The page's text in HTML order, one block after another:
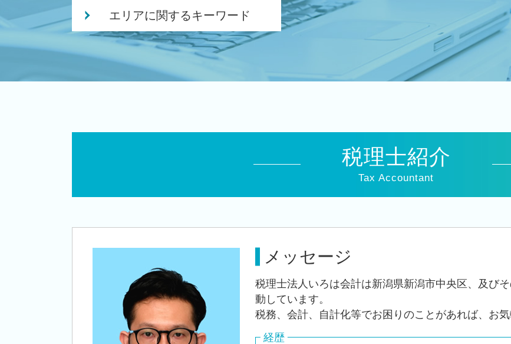
創業補助金 申請
独立支援 税理士
個人事業主 法人化
創業 融資 税理士
株式会社 合同会社
会社設立 資本金
個人事業主 開業資金 融資
法人成り タイミング
企業 経営計画
税務申告
月次 巡回監査
税務 コンサルティング
税理士 巡回監査
会社 税務
決算業務
決算 提出 書類
法人税 中間申告
税務 確定申告
税務 申告書 決算書
税務署 修正申告
納税申告書 作成
エリアに関するキーワード
創業支援 税理士 相談 聖籠町
会社設立 税理士 相談 新潟市中央区
創業支援 税理士 相談 新潟市中央区
創業支援 税理士 相談 新潟市南区
会社設立 税理士 相談 新潟駅
創業支援 税理士 相談 新潟市東区
税務顧問 税理士 相談 長岡市
会社設立 税理士 相談 新潟市南区
創業支援 税理士 相談 三条市
創業支援 税理士 相談 秋葉区
税理士紹介
Tax Accountant
メッセージ
税理士法人いろは会計は新潟県新潟市中央区、及び
動しています。
税務、会計、自計化等でお困りのことがあれば、お気
経歴